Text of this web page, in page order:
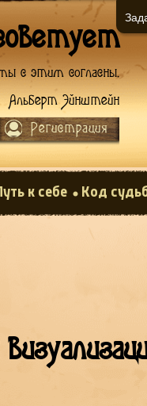
с этим согласны.
Альберт Эйнштейн
Регистрация
к себе Код